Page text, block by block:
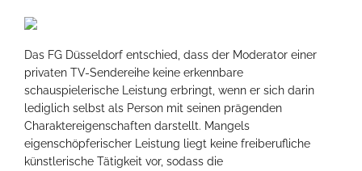
Das FG Düsseldorf entschied, dass der Moderator einer
privaten TV-Sendereihe keine erkennbare
schauspielerische Leistung erbringt, wenn er sich darin
lediglich selbst als Person mit seinen prägenden
Charaktereigenschaften darstellt. Mangels
eigenschöpferischer Leistung liegt keine freiberufliche
künstlerische Tätigkeit vor, sodass die